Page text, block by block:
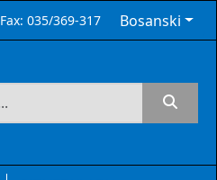
Fax:035/369-317 Bosanski